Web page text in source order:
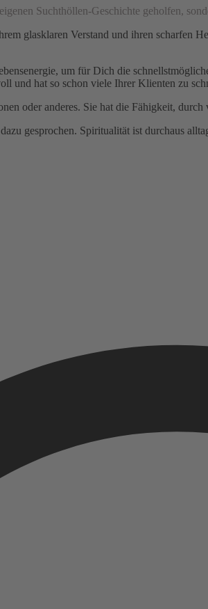
Suchthöllen-Geschichte geholfen,
glasklaren Verstand und ihren
um für Dich die
und hat so schon viele Ihrer Klienten zu
oder anderes. Sie hat die Fähigkeit,
gesprochen. Spiritualität ist durchaus